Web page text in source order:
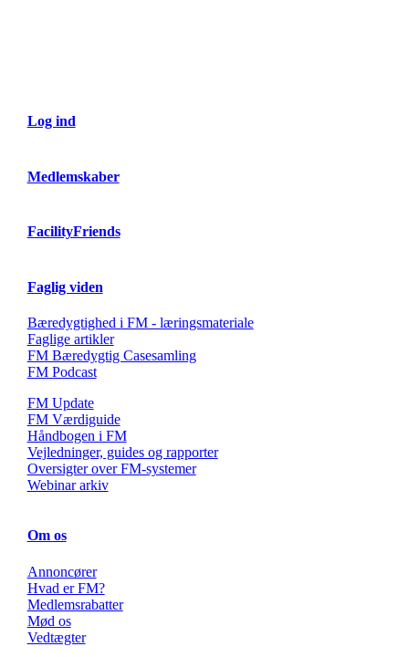
Log ind
Medlemskaber
FacilityFriends
Faglig viden
Bæredygtighed i FM - læringsmateriale
Faglige artikler
FM Bæredygtig Casesamling
FM Podcast
FM Update
FM Værdiguide
Håndbogen i FM
Vejledninger, guides og rapporter
Oversigter over FM-systemer
Webinar arkiv
Om os
Annoncører
Hvad er FM?
Medlemsrabatter
Mød os
Vedtægter